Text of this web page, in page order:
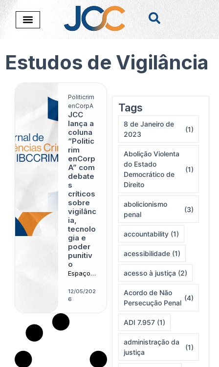
Estudos de Vigilância
Nada foi encontado
Politicrim
enCorpA
JCC
lança a
coluna
“Politic
rim
enCorp
A” com
debate
s
críticos
sobre
vigilânc
ia,
tecnolo
gia e
poder
punitiv
o
Espaço
pesquisa
dores
discutir
algoritmo
expansã
12/05/202
6
Tags
8 de Janeiro de
2023
(1)
Abolição Violenta
do Estado
Democrático de
Direito
(1)
abolicionismo
penal
(3)
accountability (1)
acessibilidade (1)
acesso à justiça (2)
Acordo de Não
Persecução Penal
(4)
ADI 7.957 (1)
administração da
justiça
(1)